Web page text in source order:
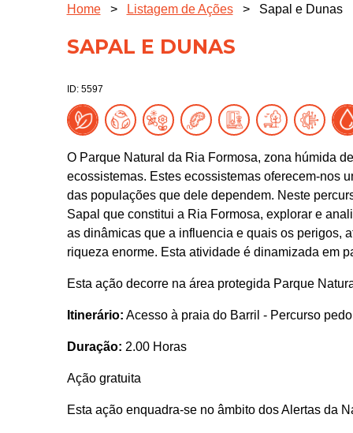
Home > Listagem de Ações > Sapal e Dunas
SAPAL E DUNAS
ID: 5597
O Parque Natural da Ria Formosa, zona húmida
ecossistemas. Estes ecossistemas oferecem-nos
das populações que dele dependem. Neste
Sapal que constitui a Ria Formosa, explorar e
as dinâmicas que a influencia e quais os perigos,
riqueza enorme. Esta atividade é dinamizada em
Esta ação decorre na área protegida Parque
Itinerário: Acesso à praia do Barril - Percurso
Duração: 2.00 Horas
Ação gratuita
Esta ação enquadra-se no âmbito dos Alertas da